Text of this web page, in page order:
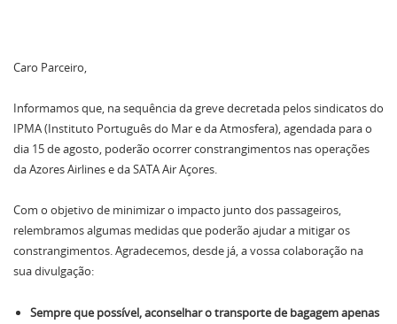
Caro Parceiro,
Informamos que, na sequência da greve decretada pelos sindicatos do
IPMA (Instituto Português do Mar e da Atmosfera), agendada para o
dia 15 de agosto, poderão ocorrer constrangimentos nas operações
da Azores Airlines e da SATA Air Açores.
Com o objetivo de minimizar o impacto junto dos passageiros,
relembramos algumas medidas que poderão ajudar a mitigar os
constrangimentos. Agradecemos, desde já, a vossa colaboração na
sua divulgação:
Sempre que possível, aconselhar o transporte de bagagem apenas